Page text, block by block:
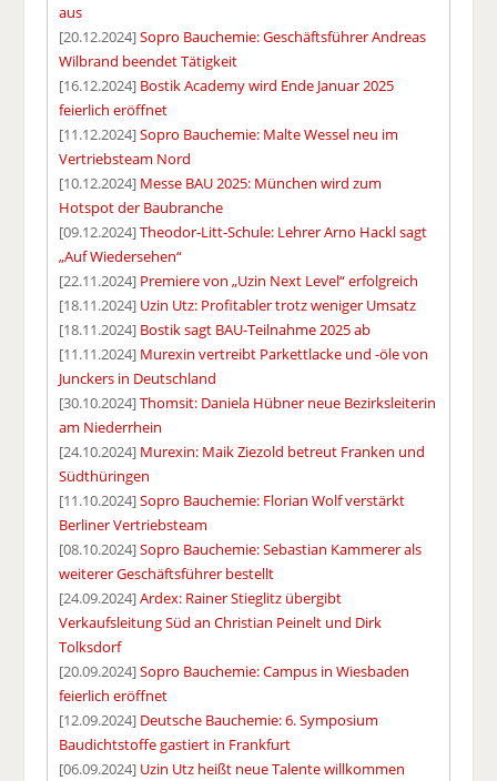
aus
[20.12.2024]Sopro Bauchemie: Geschäftsführer Andreas
Wilbrand beendet Tätigkeit
[16.12.2024] Bostik Academy wird Ende Januar 2025
feierlich eröffnet
[11.12.2024]Sopro Bauchemie: Malte Wessel neu im
Vertriebsteam Nord
[10.12.2024] Messe BAU 2025: München wird zum
Hotspot der Baubranche
[09.12.2024]Theodor-Litt-Schule: Lehrer Arno Hackl sagt
„Auf Wiedersehen“
[22.11.2024] Premiere von „Uzin Next Level“ erfolgreich
[18.11.2024] Uzin Utz: Profitabler trotz weniger Umsatz
[18.11.2024] Bostik sagt BAU-Teilnahme 2025 ab
[11.11.2024] Murexin vertreibt Parkettlacke und -öle von
Junckers in Deutschland
[30.10.2024]Thomsit: Daniela Hübner neue Bezirksleiterin
am Niederrhein
[24.10.2024] Murexin: Maik Ziezold betreut Franken und
Südthüringen
[11.10.2024]Sopro Bauchemie: Florian Wolf verstärkt
Berliner Vertriebsteam
[08.10.2024]Sopro Bauchemie: Sebastian Kammerer als
weiterer Geschäftsführer bestellt
[24.09.2024]Ardex: Rainer Stieglitz übergibt
Verkaufsleitung Süd an Christian Peinelt und Dirk
Tolksdorf
[20.09.2024]Sopro Bauchemie: Campus in Wiesbaden
feierlich eröffnet
[12.09.2024] Deutsche Bauchemie: 6. Symposium
Baudichtstoffe gastiert in Frankfurt
[06.09.2024] Uzin Utz heißt neue Talente willkommen